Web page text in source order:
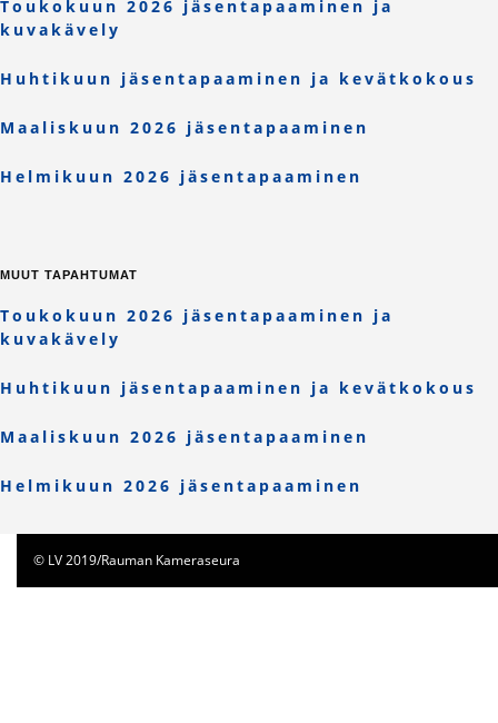
Toukokuun 2026 jäsentapaaminen ja
kuvakävely
Huhtikuun jäsentapaaminen ja kevätkokous
Maaliskuun 2026 jäsentapaaminen
Helmikuun 2026 jäsentapaaminen
MUUT TAPAHTUMAT
Toukokuun 2026 jäsentapaaminen ja
kuvakävely
Huhtikuun jäsentapaaminen ja kevätkokous
Maaliskuun 2026 jäsentapaaminen
Helmikuun 2026 jäsentapaaminen
© LV 2019/Rauman Kameraseura